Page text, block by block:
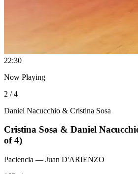
22:30
Now Playing
2 / 4
Daniel Nacucchio & Cristina Sosa
Cristina Sosa & Daniel
of 4)
Paciencia — Juan D'ARIENZO